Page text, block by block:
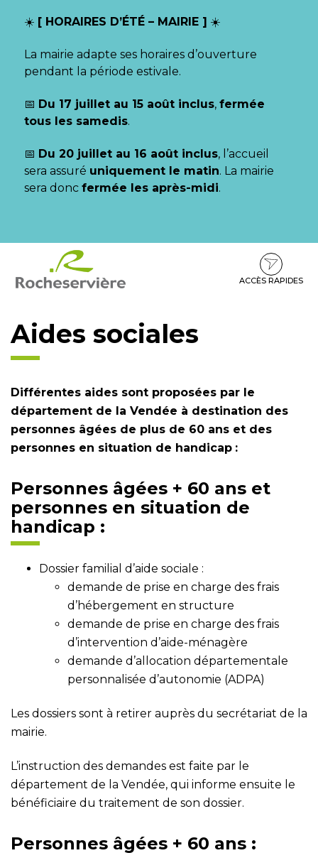
☀️ [ HORAIRES D’ÉTÉ – MAIRIE ] ☀️
La mairie adapte ses horaires d’ouverture
pendant la période estivale.
📅 Du 17 juillet au 15 août inclus, fermée
tous les samedis.
📅 Du 20 juillet au 16 août inclus, l’accueil
sera assuré uniquement le matin. La mairie
sera donc fermée les après-midi.
contenu
pied
ACCÈS RAPIDES
Aides sociales
Différentes aides sont proposées par le
département de la Vendée à destination des
personnes âgées de plus de 60 ans et des
personnes en situation de handicap :
Personnes âgées + 60 ans et
personnes en situation de
handicap :
Dossier familial d’aide sociale :
demande de prise en charge des frais
d’hébergement en structure
demande de prise en charge des frais
d’intervention d’aide-ménagère
demande d’allocation départementale
personnalisée d’autonomie (ADPA)
Les dossiers sont à retirer auprès du secrétariat de la
mairie.
L’instruction des demandes est faite par le
département de la Vendée, qui informe ensuite le
bénéficiaire du traitement de son dossier.
Personnes âgées + 60 ans :